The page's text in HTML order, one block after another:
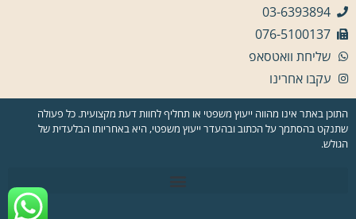
03-6393894
076-5100137
שליחת וואטסאפ
עקבו אחרינו
התוכן באתר אינו מהווה ייעוץ משפטי או תחליף לחוות דעת מקצועית. כל פעולה
שתנקט בהסתמך על הכתוב ובהעדר ייעוץ משפטי, היא באחריותו הבלעדית של
הגולש.